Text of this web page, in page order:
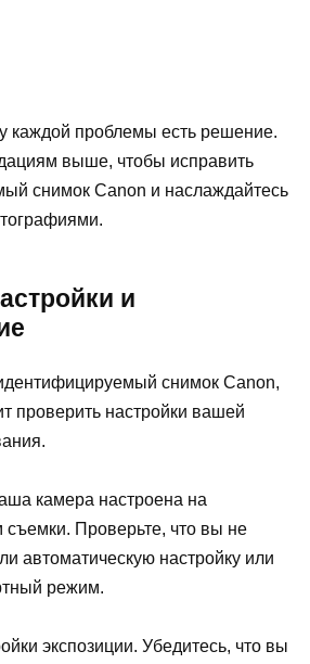
каждой проблемы есть решение.
выше, чтобы исправить
снимок Canon и наслаждайтесь
и
снимок Canon,
проверить настройки вашей
камера настроена на
Проверьте, что вы не
автоматическую настройку или
режим.
экспозиции. Убедитесь, что вы